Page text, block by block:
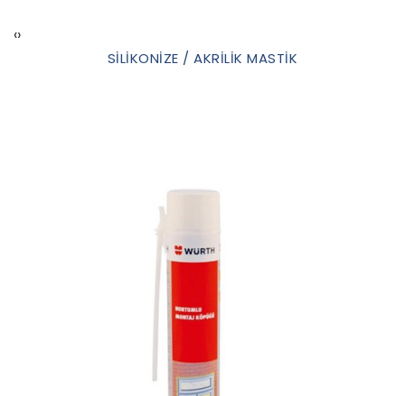
‹›
SİLİKONİZE / AKRİLİK MASTİK